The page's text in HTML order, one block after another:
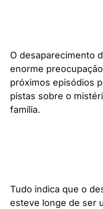
O desaparecimento
enorme
próximos episódios
pistas sobre o
família.
Tudo indica que o
esteve longe de ser